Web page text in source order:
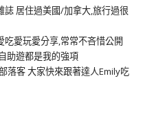
誌 居住過美國/加拿大,旅行過很
愛玩愛分享,常常不吝惜公開
助遊都是我的強項
落客 大家快來跟著達人Emily吃